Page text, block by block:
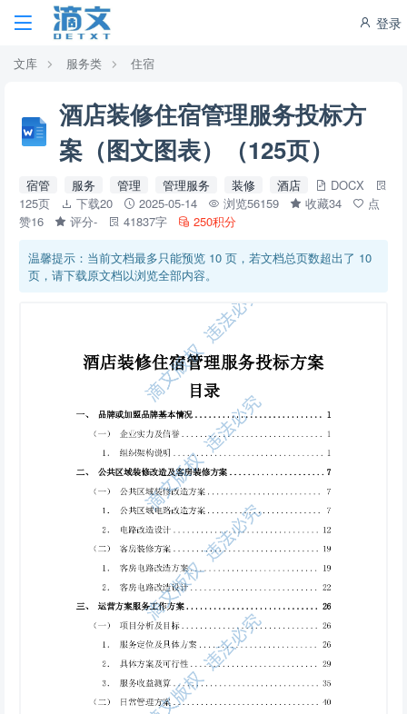
登录
文库 服务类 住宿
酒店装修住宿管理服务投标方
案（图文图表）（125页）
宿管 服务 管理 管理服务 装修 酒店
DOCX
125页
下载20 2025-05-14 浏览56159 收藏34
点
赞16
评分- 41837字 250积分
温馨提示：当前文档最多只能预览 10 页，若文档总页数超出了 10
页，请下载原文档以浏览全部内容。